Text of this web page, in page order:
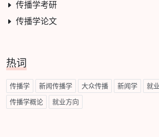
传播学考研
传播学论文
热词
传播学 新闻传播学 大众传播 新闻学 就
传播学概论 就业方向